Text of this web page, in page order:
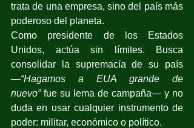
trata de una empresa, sino del país más
poderoso del planeta.
Como presidente de los Estados
Unidos, actúa sin límites. Busca
consolidar la supremacía de su país
—“Hagamos a EUA grande de
nuevo” fue su lema de campaña— y no
duda en usar cualquier instrumento de
poder: militar, económico o político.